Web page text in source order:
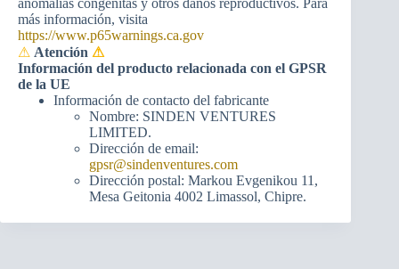
más información, visita
https://www.p65warnings.ca.gov
⚠ Atención ⚠
Información del producto relacionada con el GPSR
de la UE
Información de contacto del fabricante
Nombre: SINDEN VENTURES
LIMITED.
Dirección de email:
gpsr@sindenventures.com
Dirección postal: Markou Evgenikou 11,
Mesa Geitonia 4002 Limassol, Chipre.